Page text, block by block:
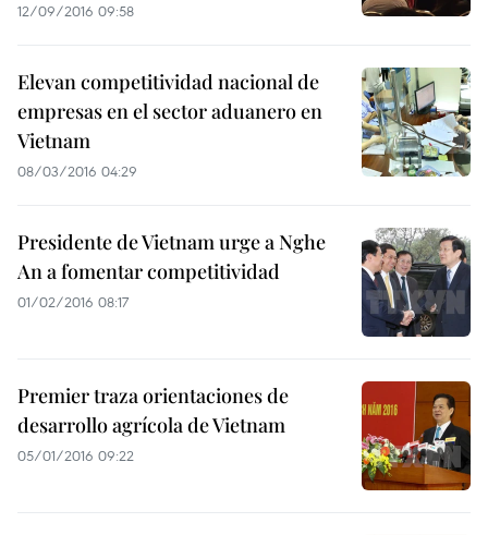
12/09/2016 09:58
Elevan competitividad nacional de
empresas en el sector aduanero en
Vietnam
08/03/2016 04:29
Presidente de Vietnam urge a Nghe
An a fomentar competitividad
01/02/2016 08:17
Premier traza orientaciones de
desarrollo agrícola de Vietnam
05/01/2016 09:22